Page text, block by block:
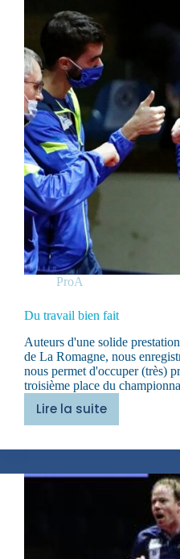
ProA
Du travail bien fait
Auteurs d'une solide
de La Romagne, nous
nous permet d'occuper (très)
troisième place du
Lire la suite
Du
bien
fait